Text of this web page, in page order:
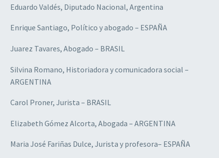
Eduardo Valdés, Diputado Nacional, Argentina
Enrique Santiago, Político y abogado – ESPAÑA
Juarez Tavares, Abogado – BRASIL
Silvina Romano, Historiadora y comunicadora social –
ARGENTINA
Carol Proner, Jurista – BRASIL
Elizabeth Gómez Alcorta, Abogada – ARGENTINA
Maria José Fariñas Dulce, Jurista y profesora– ESPAÑA